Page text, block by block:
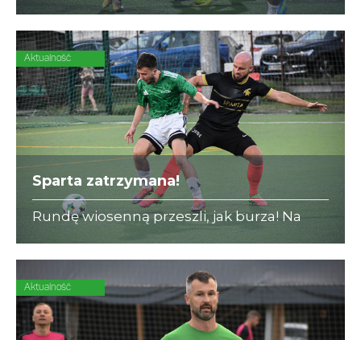
Aktualność
Sparta zatrzymana!
Rundę wiosenną przeszli, jak burza! Na
początku rewanżów serię lidera przerywa
DENT-CAR (12:2)!
Aktualność